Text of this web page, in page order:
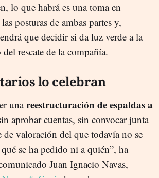
lo que habrá es una toma en
posturas de ambas partes y,
que decidir si da luz verde a la
rescate de la compañía.
lo celebran
unareestructuración de espaldas a
aprobar cuentas, sin convocar junta
valoración del que todavía no se
se ha pedido ni a quién”, ha
Juan Ignacio Navas,